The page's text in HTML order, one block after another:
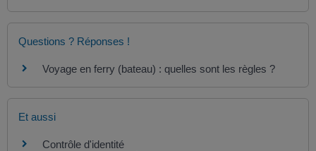
Questions ? Réponses !
Voyage en ferry (bateau) : quelles sont les règles ?
Et aussi
Contrôle d'identité